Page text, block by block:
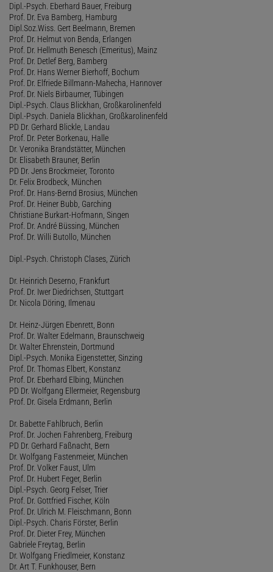
Dipl.-Psych. Eberhard Bauer, Freiburg
Prof. Dr. Eva Bamberg, Hamburg
Dipl.Soz.Wiss. Gert Beelmann, Bremen
Prof. Dr. Helmut von Benda, Erlangen
Prof. Dr. Hellmuth Benesch (Emeritus), Mainz
Prof. Dr. Detlef Berg, Bamberg
Prof. Dr. Hans Werner Bierhoff, Bochum
Prof. Dr. Elfriede Billmann-Mahecha, Hannover
Prof. Dr. Niels Birbaumer, Tübingen
Dipl.-Psych. Claus Blickhan, Großkarolinenfeld
Dipl.-Psych. Daniela Blickhan, Großkarolinenfeld
PD Dr. Gerhard Blickle, Landau
Prof. Dr. Peter Borkenau, Halle
Dr. Veronika Brandstätter, München
Dr. Elisabeth Brauner, Berlin
PD Dr. Jens Brockmeier, Toronto
Dr. Felix Brodbeck, München
Prof. Dr. Hans-Bernd Brosius, München
Prof. Dr. Heiner Bubb, Garching
Christiane Burkart-Hofmann, Singen
Prof. Dr. André Büssing, München
Prof. Dr. Willi Butollo, München
Dipl.-Psych. Christoph Clases, Zürich
Dr. Heinrich Deserno, Frankfurt
Prof. Dr. Iwer Diedrichsen, Stuttgart
Dr. Nicola Döring, Ilmenau
Dr. Heinz-Jürgen Ebenrett, Bonn
Prof. Dr. Walter Edelmann, Braunschweig
Dr. Walter Ehrenstein, Dortmund
Dipl.-Psych. Monika Eigenstetter, Sinzing
Prof. Dr. Thomas Elbert, Konstanz
Prof. Dr. Eberhard Elbing, München
PD Dr. Wolfgang Ellermeier, Regensburg
Prof. Dr. Gisela Erdmann, Berlin
Dr. Babette Fahlbruch, Berlin
Prof. Dr. Jochen Fahrenberg, Freiburg
PD Dr. Gerhard Faßnacht, Bern
Dr. Wolfgang Fastenmeier, München
Prof. Dr. Volker Faust, Ulm
Prof. Dr. Hubert Feger, Berlin
Dipl.-Psych. Georg Felser, Trier
Prof. Dr. Gottfried Fischer, Köln
Prof. Dr. Ulrich M. Fleischmann, Bonn
Dipl.-Psych. Charis Förster, Berlin
Prof. Dr. Dieter Frey, München
Gabriele Freytag, Berlin
Dr. Wolfgang Friedlmeier, Konstanz
Dr. Art T. Funkhouser, Bern